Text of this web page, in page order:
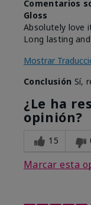
Comentarios
Gloss
Absolutely love
Long lasting
Mostrar
Conclusión Sí,
¿Le ha
opinión?
15
Marcar esta